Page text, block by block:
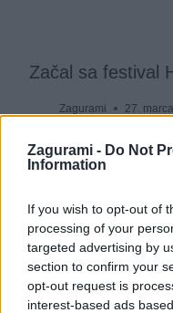
Zagurami - Do Not
Information
If you wish to opt-out of
processing of your
targeted advertising by
section to confirm your
opt-out request is
interest-based ads
Začal sa festival
Zagurami 27.